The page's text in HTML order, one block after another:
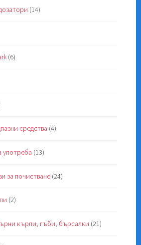
(14)
(6)
средства (4)
употреба (13)
за почистване (24)
(2)
кърпи, гъби, бърсалки (21)